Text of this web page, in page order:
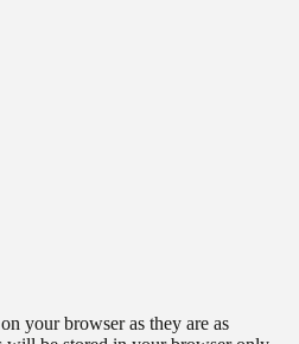
your browser as they are as